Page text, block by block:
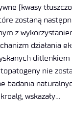
(kwasy
zostaną
z
działania
ditlenkiem
nie
badania
wskazały…